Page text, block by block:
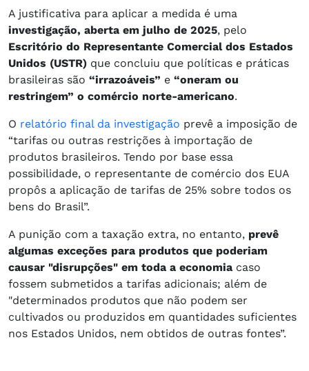
A justificativa para aplicar a medida é uma
investigação, aberta em julho de 2025, pelo
Escritório do Representante Comercial dos Estados
Unidos (USTR) que concluiu que políticas e práticas
brasileiras são “irrazoáveis” e “oneram ou
restringem” o comércio norte-americano.
O relatório final da investigação prevê a imposição de
“tarifas ou outras restrições à importação de
produtos brasileiros. Tendo por base essa
possibilidade, o representante de comércio dos EUA
propôs a aplicação de tarifas de 25% sobre todos os
bens do Brasil”.
A punição com a taxação extra, no entanto, prevê
algumas exceções para produtos que poderiam
causar "disrupções" em toda a economia caso
fossem submetidos a tarifas adicionais; além de
"determinados produtos que não podem ser
cultivados ou produzidos em quantidades suficientes
nos Estados Unidos, nem obtidos de outras fontes”.